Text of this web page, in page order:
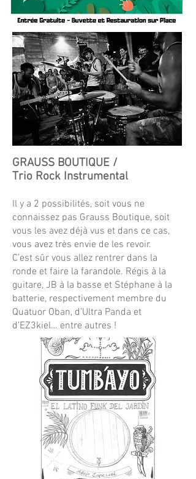
GRAUSS BOUTIQUE /
Trio Rock Instrumental
Il y a 2 possibilités, soit vous ne
connaissez pas Grauss Boutique, soit
vous les avez déjà vus et dans ce cas,
vous avez très envie de les revoir.
C’est sûr vous allez rentrer dans la
ronde et faire la farandole. Régis à la
guitare, JB à la basse et Stéphane à la
batterie, respectivement membre du
Quatuor Oban, d’Ultra Panda et
d’EZ3kiel… entre autres !